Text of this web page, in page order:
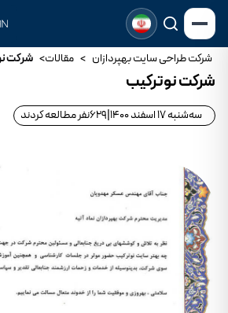
شرکت طراحی سایت بهپردازان > مقالات> شرکت
شرکت نوترکیب
سه‌شنبه 17 اسفند 1400 629نفر مطالعه کردند